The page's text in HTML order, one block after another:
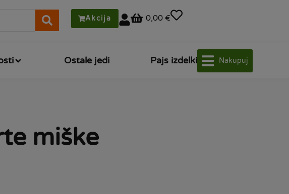
Akcija 0,00 €
Ostale jedi Pajs izdelki Nakupuj
miške